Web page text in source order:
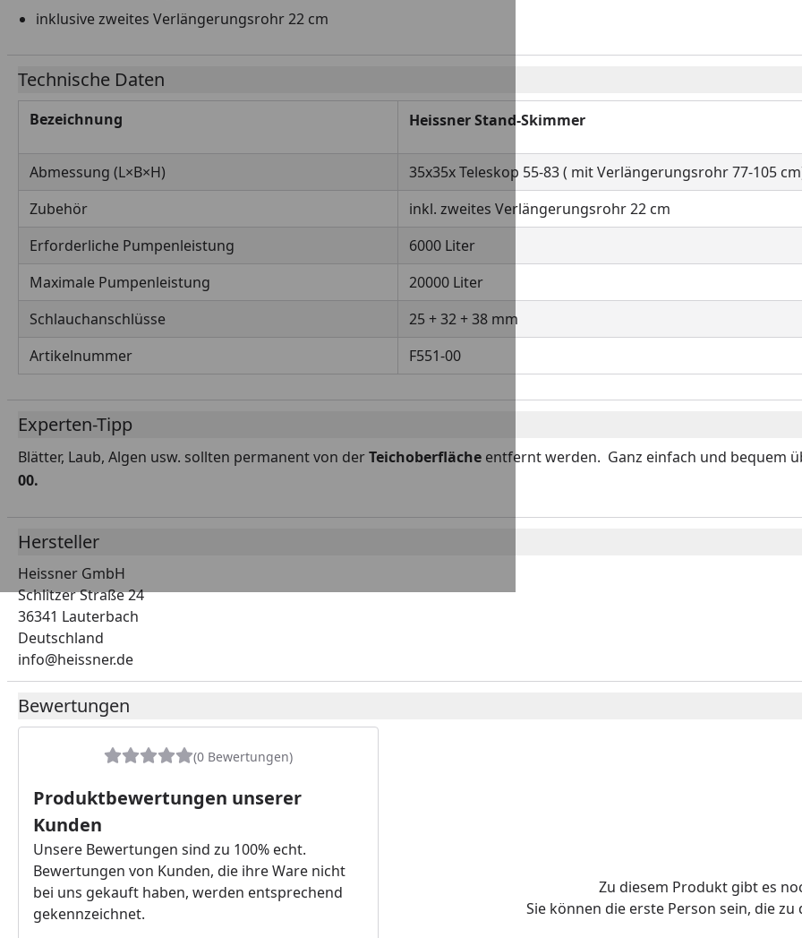
inklusive zweites Verlängerungsrohr 22 cm
Technische Daten
Bezeichnung Heissner Stand-Skimmer
Abmessung (L×B×H)
35x35x Teleskop 55-83 ( mit Verlängerungsrohr
Zubehör
inkl. zweites Verlängerungsrohr 22 cm
Erforderliche Pumpenleistung
6000 Liter
Maximale Pumpenleistung
20000 Liter
Schlauchanschlüsse
25 + 32 + 38 mm
Artikelnummer
F551-00
Experten-Tipp
Blätter, Laub, Algen usw. sollten permanent von derTeichoberfläche entfernt werden. Ganz einfach und bequem
00.
Hersteller
Heissner GmbH
Schlitzer Straße 24
36341 Lauterbach
Deutschland
info@heissner.de
Bewertungen
(0 Bewertungen)
Produktbewertungen unserer
Kunden
Unsere Bewertungen sind zu 100% echt.
Bewertungen von Kunden, die ihre Ware nicht
bei uns gekauft haben, werden entsprechend
gekennzeichnet.
Zu diesem Produkt gibt es
Sie können die erste Person sein, die